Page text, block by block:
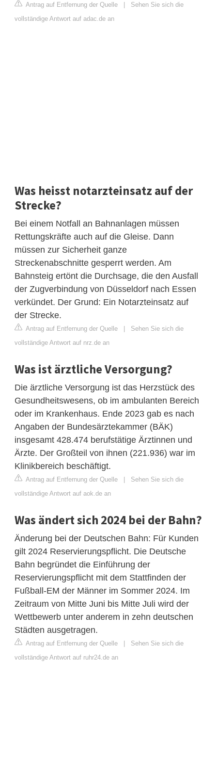
Antrag auf Entfernung der Quelle | Sehen Sie sich die
vollständige Antwort auf adac.de an
Was heisst notarzteinsatz auf der
Strecke?
Bei einem Notfall an Bahnanlagen müssen
Rettungskräfte auch auf die Gleise. Dann
müssen zur Sicherheit ganze
Streckenabschnitte gesperrt werden. Am
Bahnsteig ertönt die Durchsage, die den Ausfall
der Zugverbindung von Düsseldorf nach Essen
verkündet. Der Grund: Ein Notarzteinsatz auf
der Strecke.
Antrag auf Entfernung der Quelle | Sehen Sie sich die
vollständige Antwort auf nrz.de an
Was ist ärztliche Versorgung?
Die ärztliche Versorgung ist das Herzstück des
Gesundheitswesens, ob im ambulanten Bereich
oder im Krankenhaus. Ende 2023 gab es nach
Angaben der Bundesärztekammer (BÄK)
insgesamt 428.474 berufstätige Ärztinnen und
Ärzte. Der Großteil von ihnen (221.936) war im
Klinikbereich beschäftigt.
Antrag auf Entfernung der Quelle | Sehen Sie sich die
vollständige Antwort auf aok.de an
Was ändert sich 2024 bei der Bahn?
Änderung bei der Deutschen Bahn: Für Kunden
gilt 2024 Reservierungspflicht. Die Deutsche
Bahn begründet die Einführung der
Reservierungspflicht mit dem Stattfinden der
Fußball-EM der Männer im Sommer 2024. Im
Zeitraum von Mitte Juni bis Mitte Juli wird der
Wettbewerb unter anderem in zehn deutschen
Städten ausgetragen.
Antrag auf Entfernung der Quelle | Sehen Sie sich die
vollständige Antwort auf ruhr24.de an